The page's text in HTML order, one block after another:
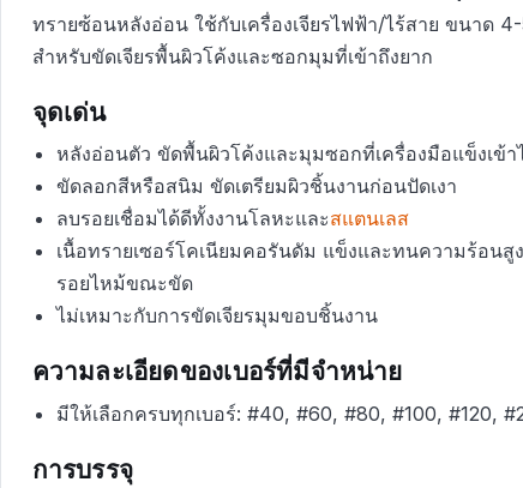
ทรายซ้อนหลังอ่อน ใช้กับเครื่องเจียรไฟฟ้า/ไร้สาย ขนาด
สำหรับขัดเจียรพื้นผิวโค้งและซอกมุมที่เข้าถึงยาก
จุดเด่น
หลังอ่อนตัว ขัดพื้นผิวโค้งและมุมซอกที่เครื่องมือแข็งเข้า
ขัดลอกสีหรือสนิม ขัดเตรียมผิวชิ้นงานก่อนปัดเงา
ลบรอยเชื่อมได้ดีทั้งงานโลหะและสแตนเลส
เนื้อทรายเซอร์โคเนียมคอรันดัม แข็งและทนความร้อนสู
รอยไหม้ขณะขัด
ไม่เหมาะกับการขัดเจียรมุมขอบชิ้นงาน
ความละเอียดของเบอร์ที่มีจำหน่าย
มีให้เลือกครบทุกเบอร์: #40, #60, #80, #100, #120,
การบรรจุ